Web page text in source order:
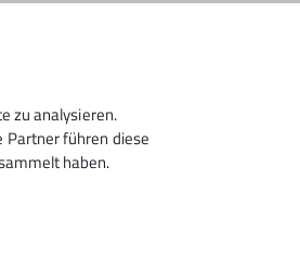
zu analysieren.
Partner führen diese
haben.